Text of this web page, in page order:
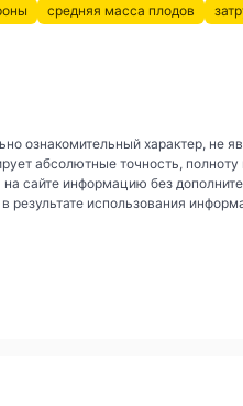
средняя масса плодов
ознакомительный характер,
абсолютные точность,
сайте информацию без
использования